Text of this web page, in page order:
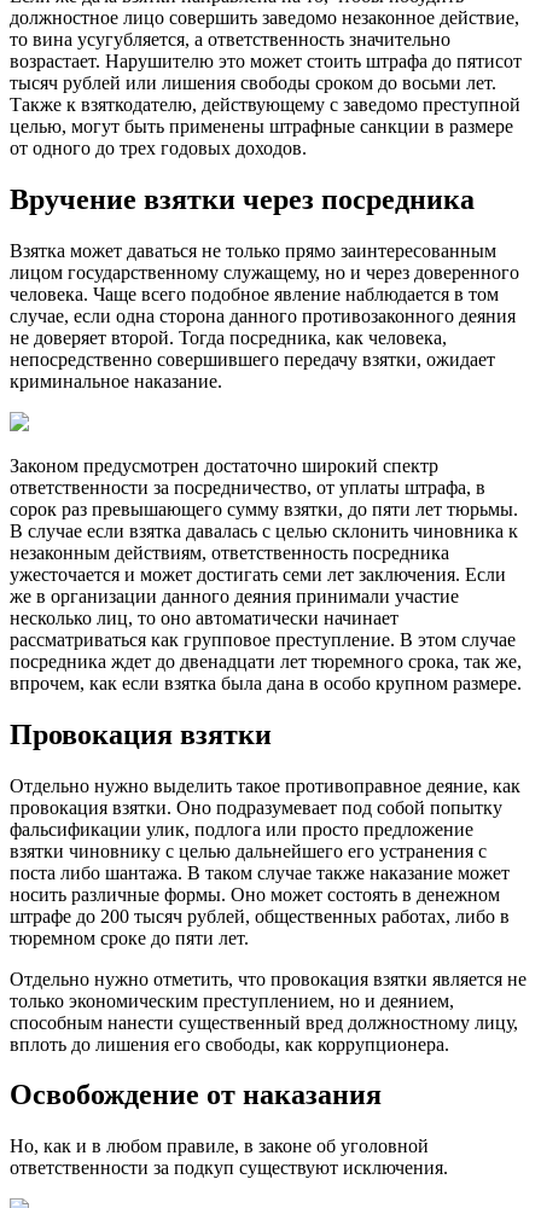
должностное лицо совершить заведомо незаконное действие,
то вина усугубляется, а ответственность значительно
возрастает. Нарушителю это может стоить штрафа до пятисот
тысяч рублей или лишения свободы сроком до восьми лет.
Также к взяткодателю, действующему с заведомо преступной
целью, могут быть применены штрафные санкции в размере
от одного до трех годовых доходов.
Вручение взятки через посредника
Взятка может даваться не только прямо заинтересованным
лицом государственному служащему, но и через доверенного
человека. Чаще всего подобное явление наблюдается в том
случае, если одна сторона данного противозаконного деяния
не доверяет второй. Тогда посредника, как человека,
непосредственно совершившего передачу взятки, ожидает
криминальное наказание.
Законом предусмотрен достаточно широкий спектр
ответственности за посредничество, от уплаты штрафа, в
сорок раз превышающего сумму взятки, до пяти лет тюрьмы.
В случае если взятка давалась с целью склонить чиновника к
незаконным действиям, ответственность посредника
ужесточается и может достигать семи лет заключения. Если
же в организации данного деяния принимали участие
несколько лиц, то оно автоматически начинает
рассматриваться как групповое преступление. В этом случае
посредника ждет до двенадцати лет тюремного срока, так же,
впрочем, как если взятка была дана в особо крупном размере.
Провокация взятки
Отдельно нужно выделить такое противоправное деяние, как
провокация взятки. Оно подразумевает под собой попытку
фальсификации улик, подлога или просто предложение
взятки чиновнику с целью дальнейшего его устранения с
поста либо шантажа. В таком случае также наказание может
носить различные формы. Оно может состоять в денежном
штрафе до 200 тысяч рублей, общественных работах, либо в
тюремном сроке до пяти лет.
Отдельно нужно отметить, что провокация взятки является не
только экономическим преступлением, но и деянием,
способным нанести существенный вред должностному лицу,
вплоть до лишения его свободы, как коррупционера.
Освобождение от наказания
Но, как и в любом правиле, в законе об уголовной
ответственности за подкуп существуют исключения.